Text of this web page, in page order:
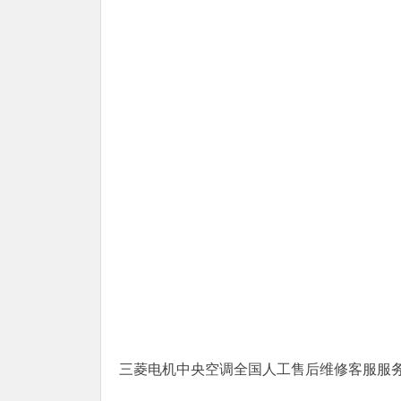
三菱电机中央空调全国人工售后维修客服服